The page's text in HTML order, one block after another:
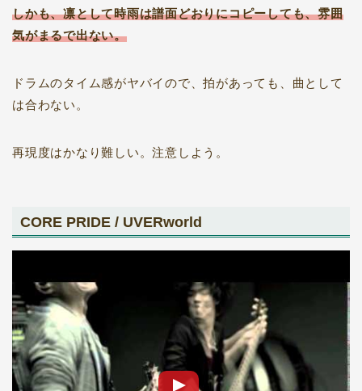
しかも、凛として時雨は譜面どおりにコピーしても、雰囲
気がまるで出ない。
ドラムのタイム感がヤバイので、拍があっても、曲として
は合わない。
再現度はかなり難しい。注意しよう。
CORE PRIDE / UVERworld